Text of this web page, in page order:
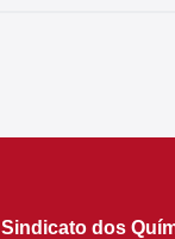
Sindicato dos